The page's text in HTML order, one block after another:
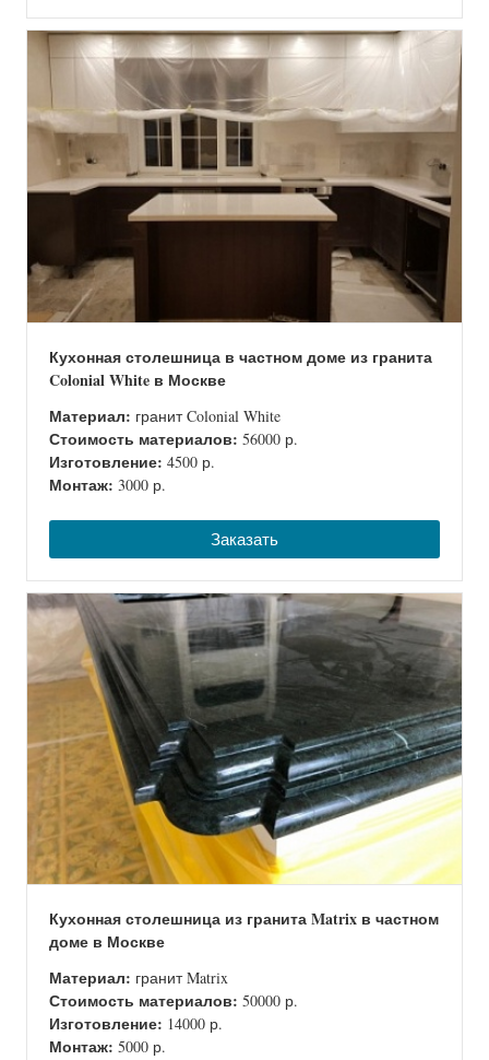
Кухонная столешница в частном доме из гранита
Colonial White в Москве
Материал: гранит Colonial White
Стоимость материалов: 56000 р.
Изготовление: 4500 р.
Монтаж: 3000 р.
Заказать
Кухонная столешница из гранита Matrix в частном
доме в Москве
Материал: гранит Matrix
Стоимость материалов: 50000 р.
Изготовление: 14000 р.
Монтаж: 5000 р.